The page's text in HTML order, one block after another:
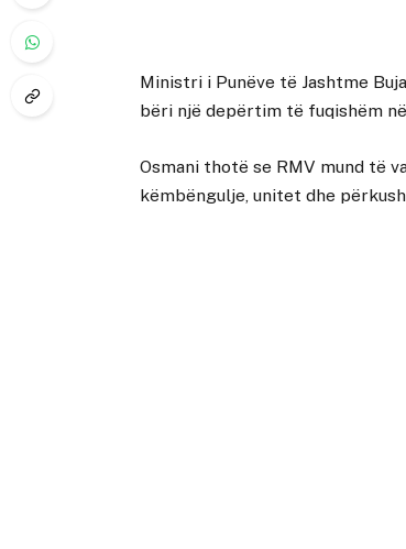
Ministri i Punëve të Jashtme
bëri një depërtim të fuqishëm
Osmani thotë se RMV mund të
këmbëngulje, unitet dhe